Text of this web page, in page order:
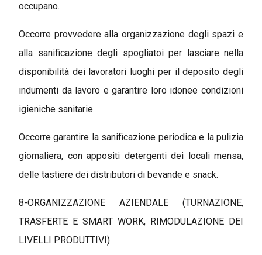
occupano.
Occorre provvedere alla organizzazione degli spazi e
alla sanificazione degli spogliatoi per lasciare nella
disponibilità dei lavoratori luoghi per il deposito degli
indumenti da lavoro e garantire loro idonee condizioni
igieniche sanitarie.
Occorre garantire la sanificazione periodica e la pulizia
giornaliera, con appositi detergenti dei locali mensa,
delle tastiere dei distributori di bevande e snack.
8-ORGANIZZAZIONE AZIENDALE (TURNAZIONE,
TRASFERTE E SMART WORK, RIMODULAZIONE DEI
LIVELLI PRODUTTIVI)